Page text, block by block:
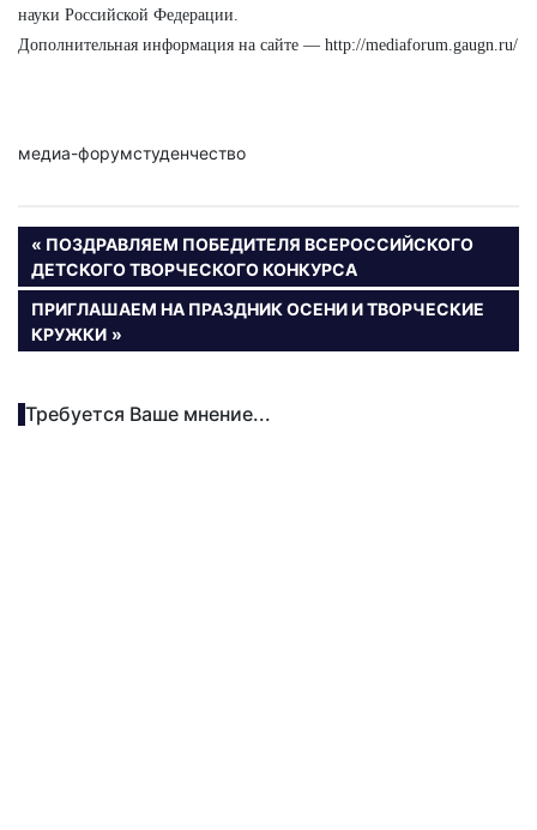
науки Российской Федерации.
Дополнительная информация на сайте — http://mediaforum.gaugn.ru/
медиа-форумстуденчество
Навигация
по
записям
ПРЕДЫДУЩАЯ
ЗАПИСЬ:
ПОЗДРАВЛЯЕМ ПОБЕДИТЕЛЯ ВСЕРОССИЙСКОГО
ДЕТСКОГО ТВОРЧЕСКОГО КОНКУРСА
СЛЕДУЮЩАЯ
ЗАПИСЬ:
ПРИГЛАШАЕМ НА ПРАЗДНИК ОСЕНИ И ТВОРЧЕСКИЕ
КРУЖКИ
Требуется Ваше мнение...